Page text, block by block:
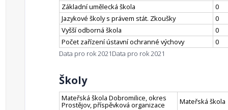
Základní umělecká škola
0
Jazykové školy s právem stát. Zkoušky
0
Vyšší odborná škola
0
Počet zařízení ústavní ochranné výchovy
0
Data pro rok 2021Data pro rok 2021
Školy
Mateřská škola Dobromilice, okres
Prostějov, příspěvková organizace
Mateřská škola